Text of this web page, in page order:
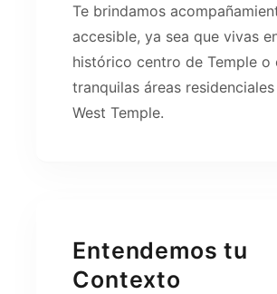
Te brindamos
accesible, ya sea que vivas
histórico centro de Temple o
tranquilas áreas
West Temple.
Entendemos tu
Contexto